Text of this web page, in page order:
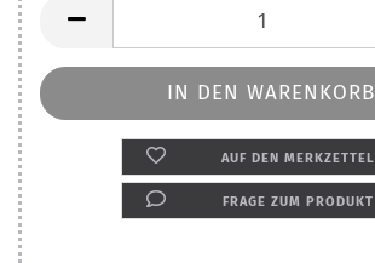
AUF DEN MERKZETTEL
FRAGE ZUM PRODUKT